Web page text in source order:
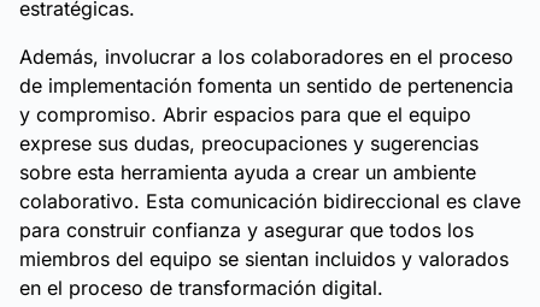
estratégicas.
Además, involucrar a los colaboradores en el proceso
de implementación fomenta un sentido de pertenencia
y compromiso. Abrir espacios para que el equipo
exprese sus dudas, preocupaciones y sugerencias
sobre esta herramienta ayuda a crear un ambiente
colaborativo. Esta comunicación bidireccional es clave
para construir confianza y asegurar que todos los
miembros del equipo se sientan incluidos y valorados
en el proceso de transformación digital.